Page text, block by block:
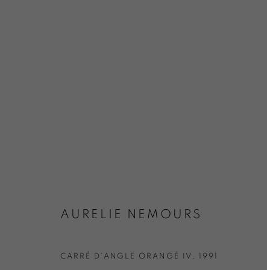
AURELIE NEMOURS
CARRÉ D’ANGLE ORANGÉ IV , 1991